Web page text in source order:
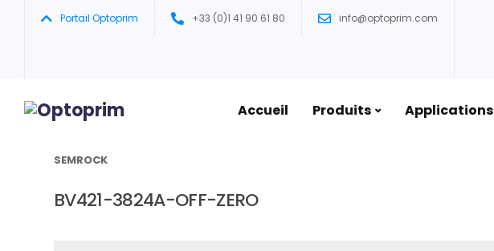
Portail Optoprim +33 (0)1 41 90 61 80 info@optoprim.com
Accueil Produits Applications
SEMROCK
BV421-3824A-OFF-ZERO